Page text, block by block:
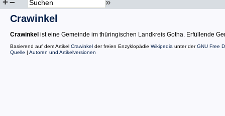
Crawinkel
Crawinkel ist eine Gemeinde im thüringischen Landkreis Gotha. Erfüllende
Basierend auf dem Artikel Crawinkel der freien Enzyklopädie Wikipedia unter derGNU Free
Quelle | Autoren und Artikelversionen